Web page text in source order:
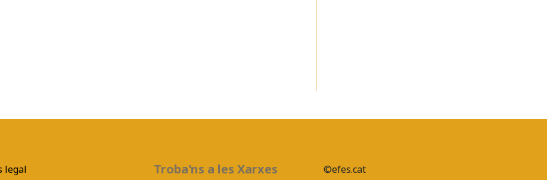
legal
Troba'ns a les Xarxes
©efes.cat